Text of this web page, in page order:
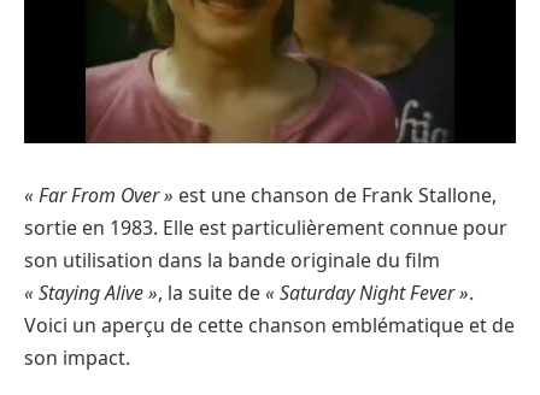
« Far From Over » est une chanson de Frank Stallone,
sortie en 1983. Elle est particulièrement connue pour
son utilisation dans la bande originale du film
« Staying Alive », la suite de« Saturday Night Fever ».
Voici un aperçu de cette chanson emblématique et de
son impact.